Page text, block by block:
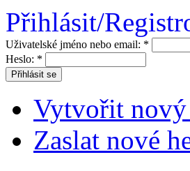
Přihlásit/
Uživatelské jméno nebo email: *
Heslo: *
Vytvořit nový
Zaslat nové